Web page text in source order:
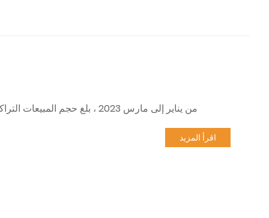
من يناير إلى مارس 2023 ، بلغ حجم المبيعات التراكمية لمركبات لوجستية الطاقة الجديدة في الصين ما يقرب من 36500
اقرأ المزيد